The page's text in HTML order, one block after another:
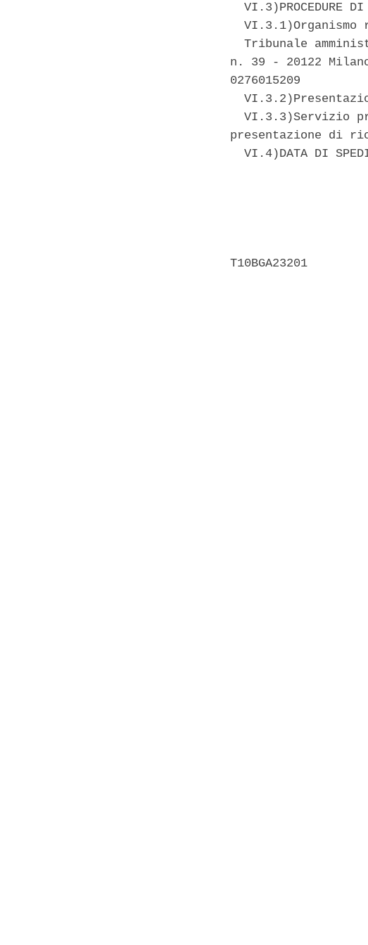
VI.3)PROCEDURE DI
VI.3.1)Organismo
Tribunale
n. 39 - 20122
0276015209
VI.3.3)Servizio
presentazione di
VI.4)DATA DI